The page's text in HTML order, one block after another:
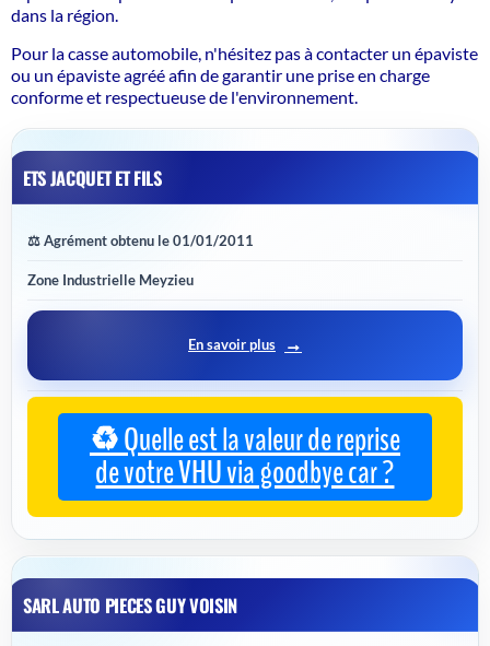
dans la région.
Pour la casse automobile, n'hésitez pas à contacter un épaviste
ou un épaviste agréé afin de garantir une prise en charge
conforme et respectueuse de l'environnement.
ETS JACQUET ET FILS
⚖️ Agrément obtenu le 01/01/2011
Zone Industrielle Meyzieu
En savoir plus
♻️ Quelle est la valeur de reprise
de votre VHU via goodbye car ?
SARL AUTO PIECES GUY VOISIN